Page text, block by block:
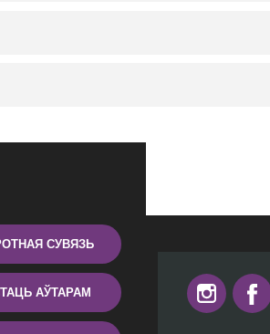
СУВЯЗЬ
АЎТАРАМ